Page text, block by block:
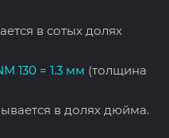
в сотых долях
130 = 1.3 мм (толщина
в долях дюйма.